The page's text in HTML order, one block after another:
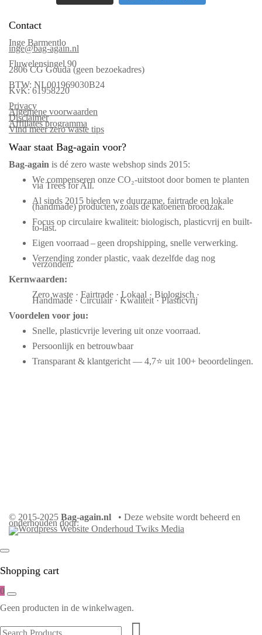
Contact
Inge Barmentlo
inge@bag-again.nl
Fluwelensingel 90
2806 CG Gouda (geen bezoekadres)
BTW: NL001969030B24
KvK: 61958220
Privacy
Algemene voorwaarden
Disclaimer
Affiliates programma
Vind meer zero waste tips
Waar staat Bag-again voor?
Bag‑again is dé zero waste webshop sinds 2015:
We compenseren onze CO₂-uitstoot door bomen te planten
via Trees for All.
Al sinds 2015 bieden we duurzame, fairtrade en lokale
(handmade) producten, zoals de katoenen broodzak.
Focus op circulaire kwaliteit: biologisch, plasticvrij en built-
to-last.
Eigen voorraad – geen dropshipping, snelle verwerking.
Verzending zonder plastic, vaak dezelfde dag nog
verzonden.
Kernwaarden:
Zero waste · Fairtrade · Lokaal · Biologisch ·
Handmade · Circulair · Kwaliteit · Plasticvrij
Voordelen voor jou:
Snelle, plasticvrije levering uit onze voorraad.
Persoonlijk en betrouwbaar
Transparant & klantgericht — 4,7⭐ uit 100+ beoordelingen.
© 2015-2025 Bag-again.nl • Deze website wordt beheerd en
onderhouden door:
Shopping cart
0
Geen producten in de winkelwagen.